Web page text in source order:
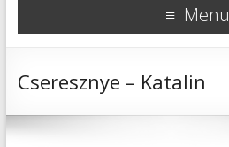
Menu
Cseresznye – Katalin